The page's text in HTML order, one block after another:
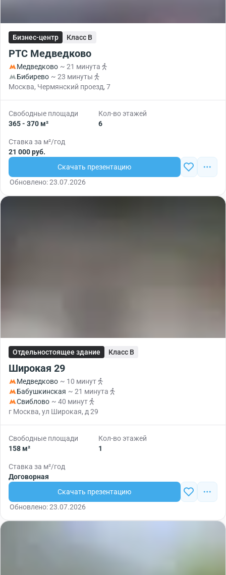
Бизнес-центр Класс B
РТС Медведково
Медведково ~ 21 минута
Бибирево ~ 23 минуты
Москва, Чермянский проезд, 7
Свободные площади
365 - 370 м²
Кол-во этажей
6
Ставка за м²/год
21 000 руб.
Скачать презентацию
Обновлено: 23.07.2026
Отдельностоящее здание Класс B
Широкая 29
Медведково ~ 10 минут
Бабушкинская ~ 21 минута
Свиблово ~ 40 минут
г Москва, ул Широкая, д 29
Свободные площади
158 м²
Кол-во этажей
1
Ставка за м²/год
Договорная
Скачать презентацию
Обновлено: 23.07.2026